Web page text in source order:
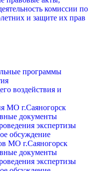
комиссии по
и защите их прав
программы
воздействия и
МО г.Саяногорск
документы
экспертизы
обсуждение
МО г.Саяногорск
документы
экспертизы